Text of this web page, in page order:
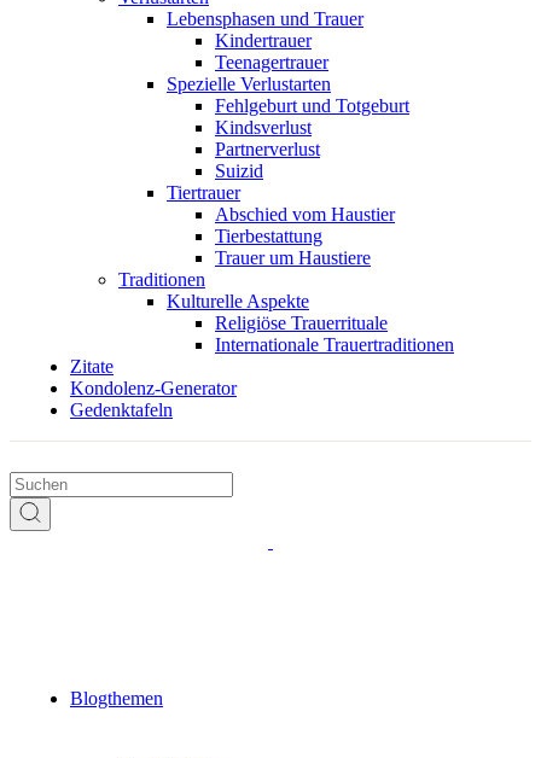
Lebensphasen und Trauer
Kindertrauer
Teenagertrauer
Spezielle Verlustarten
Fehlgeburt und Totgeburt
Kindsverlust
Partnerverlust
Suizid
Tiertrauer
Abschied vom Haustier
Tierbestattung
Trauer um Haustiere
Traditionen
Kulturelle Aspekte
Religiöse Trauerrituale
Internationale Trauertraditionen
Zitate
Kondolenz-Generator
Gedenktafeln
Blogthemen